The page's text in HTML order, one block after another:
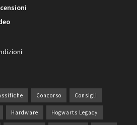
Concorso Consigli
Hardware Hogwarts Legacy